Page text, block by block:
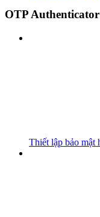
OTP Authenticator
Thiết lập bảo mật